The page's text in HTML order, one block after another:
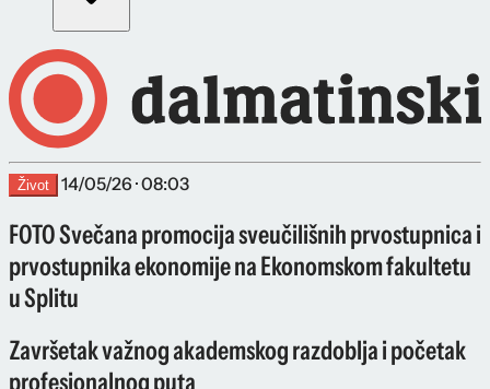
Život 14/05/26 · 08:03
FOTO Svečana promocija sveučilišnih prvostupnica i
prvostupnika ekonomije na Ekonomskom fakultetu
u Splitu
Završetak važnog akademskog razdoblja i početak
profesionalnog puta